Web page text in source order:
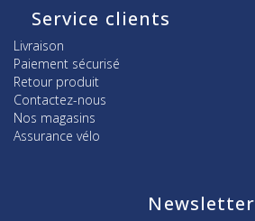
Service clients
Livraison
Paiement sécurisé
Retour produit
Contactez-nous
Nos magasins
Assurance vélo
Newsletter